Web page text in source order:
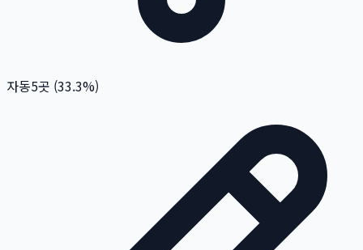
자동5곳 (33.3%)